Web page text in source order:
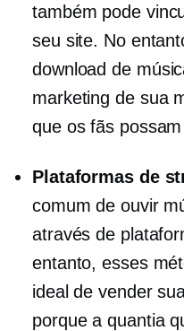
também pode
seu site. No
download de
marketing de sua
que os fãs
Plataformas de
comum de ouvir
através de
entanto, esses
ideal de vender
porque a quantia